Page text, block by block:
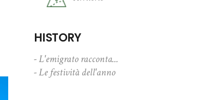
HISTORY
- L'emigrato racconta...
- Le festività dell'anno